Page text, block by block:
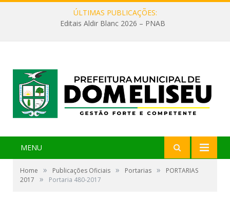
ÚLTIMAS PUBLICAÇÕES:
Editais Aldir Blanc 2026 – PNAB
MENU
Home » Publicações Oficiais » Portarias »
PORTARIAS
2017
» Portaria 480-2017